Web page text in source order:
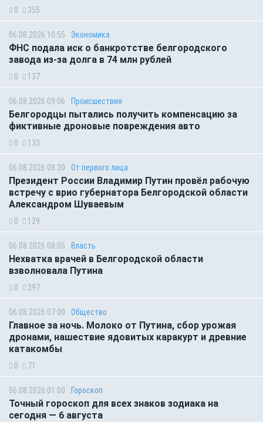
0 355
06.08.2026 10:55 Экономика
ФНС подала иск о банкротстве белгородского
завода из-за долга в 74 млн рублей
0 137
06.08.2026 09:06 Происшествия
Белгородцы пытались получить компенсацию за
фиктивные дроновые повреждения авто
0 133
06.08.2026 08:30 От первого лица
Президент России Владимир Путин провёл рабочую
встречу с врио губернатора Белгородской области
Александром Шуваевым
0 129
06.08.2026 08:05 Власть
Нехватка врачей в Белгородской области
взволновала Путина
0 297
06.08.2026 07:00 Общество
Главное за ночь. Молоко от Путина, сбор урожая
дронами, нашествие ядовитых каракурт и древние
катакомбы
0 71
06.08.2026 01:00 Гороскоп
Точный гороскоп для всех знаков зодиака на
сегодня — 6 августа